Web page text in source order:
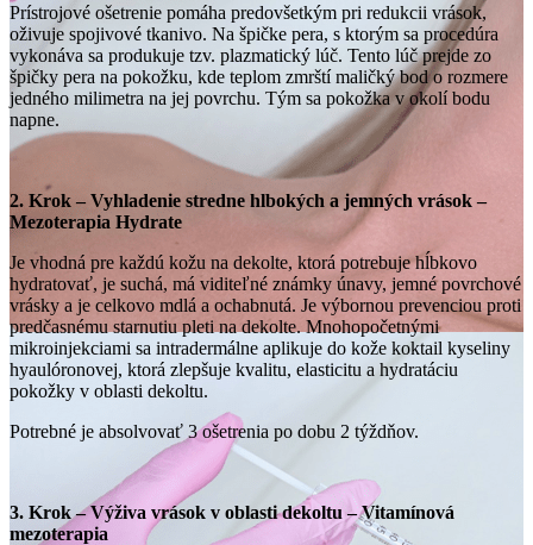
Prístrojové ošetrenie pomáha predovšetkým pri redukcii vrások,
oživuje spojivové tkanivo. Na špičke pera, s ktorým sa procedúra
vykonáva sa produkuje tzv. plazmatický lúč. Tento lúč prejde zo
špičky pera na pokožku, kde teplom zmrští maličký bod o rozmere
jedného milimetra na jej povrchu. Tým sa pokožka v okolí bodu
napne.
2. Krok – Vyhladenie stredne hlbokých a jemných vrások –
Mezoterapia Hydrate
Je vhodná pre každú kožu na dekolte, ktorá potrebuje hĺbkovo
hydratovať, je suchá, má viditeľné známky únavy, jemné povrchové
vrásky a je celkovo mdlá a ochabnutá. Je výbornou prevenciou proti
predčasnému starnutiu pleti na dekolte. Mnohopočetnými
mikroinjekciami sa intradermálne aplikuje do kože koktail kyseliny
hyaulóronovej, ktorá zlepšuje kvalitu, elasticitu a hydratáciu
pokožky v oblasti dekoltu.
Potrebné je absolvovať 3 ošetrenia po dobu 2 týždňov.
3. Krok – Výživa vrások v oblasti dekoltu – Vitamínová
mezoterapia